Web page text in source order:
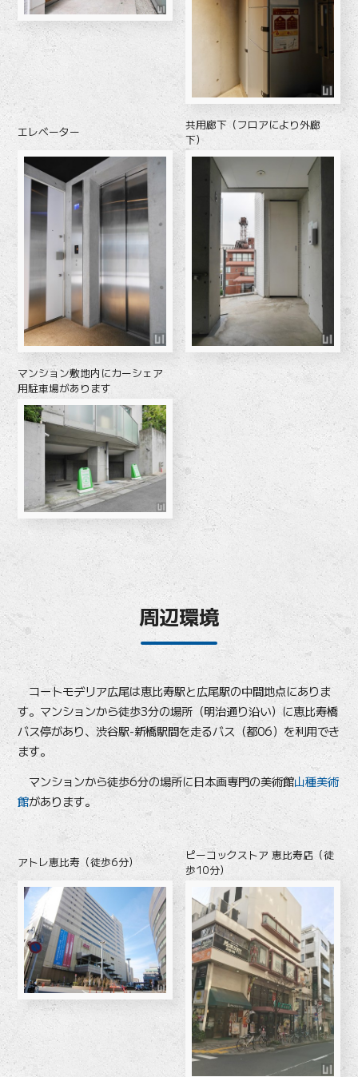
エレベーター
共用廊下（フロアにより外廊
下）
マンション敷地内にカーシェア
用駐車場があります
周辺環境
コートモデリア広尾は恵比寿駅と広尾駅の中間地点にありま
す。マンションから徒歩3分の場所（明治通り沿い）に恵比寿橋
バス停があり、渋谷駅-新橋駅間を走るバス（都06）を利用でき
ます。
マンションから徒歩6分の場所に日本画専門の美術館山種美術
館があります。
アトレ恵比寿（徒歩6分）
ピーコックストア 恵比寿店（徒
歩10分）